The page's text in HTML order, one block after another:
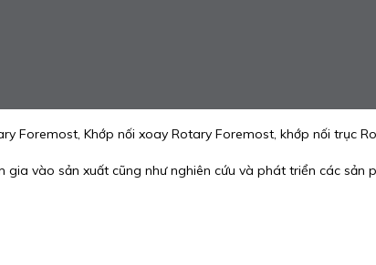
Foremost, Khớp nối xoay Rotary Foremost, khớp nối trục
vào sản xuất cũng như nghiên cứu và phát triển các sản